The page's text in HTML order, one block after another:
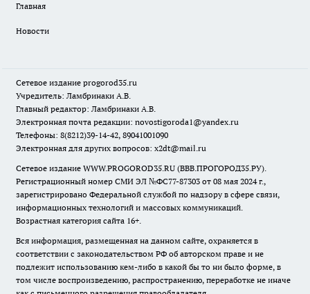
Главная
Новости
Сетевое издание progorod35.ru
Учредитель: Ламбринаки А.В.
Главный редактор: Ламбринаки А.В.
Электронная почта редакции: novostigoroda1@yandex.ru
Телефоны: 8(8212)39-14-42, 89041001090
Электронная для других вопросов: x2dt@mail.ru
Сетевое издание WWW.PROGOROD35.RU (ВВВ.ПРОГОРОД35.РУ).
Регистрационный номер СМИ ЭЛ №ФС77-87303 от 08 мая 2024 г.,
зарегистрировано Федеральной службой по надзору в сфере связи,
информационных технологий и массовых коммуникаций.
Возрастная категория сайта 16+.
Вся информация, размещенная на данном сайте, охраняется в
соответствии с законодательством РФ об авторском праве и не
подлежит использованию кем-либо в какой бы то ни было форме, в
том числе воспроизведению, распространению, переработке не иначе